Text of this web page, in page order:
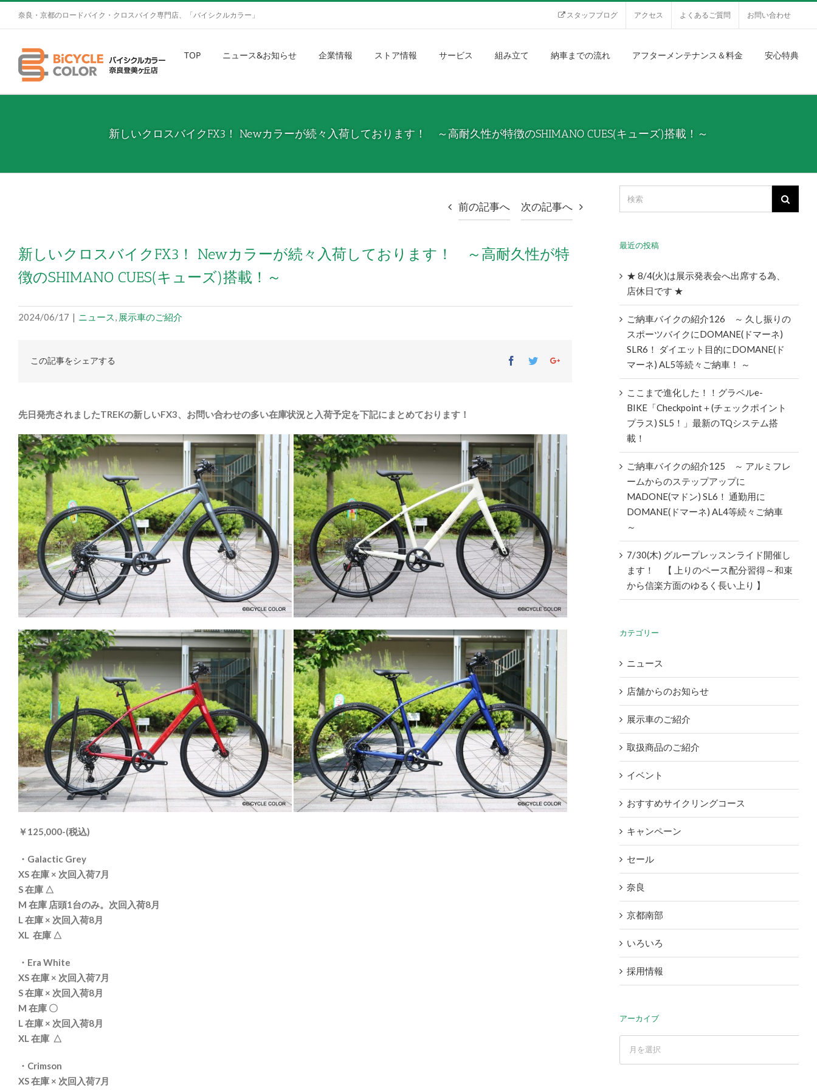
奈良・京都のロードバイク・クロスバイク専門店、「バイシクルカラー」 スタッフブログ アクセス よくあるご質問 お問い合わせ
TOP ニュース&お知らせ 企業情報 ストア情報 サービス 組み立て 納車までの流れ アフターメンテナンス＆料金 安心特典
新しいクロスバイクFX3！ Newカラーが続々入荷しております！ ～高耐久性が特徴のSHIMANO CUES(キューズ)搭載！～
前の記事へ 次の記事へ
新しいクロスバイクFX3！ Newカラーが続々入荷しております！ ～高耐久性が特
徴のSHIMANO CUES(キューズ)搭載！～
2024/06/17 | ニュース, 展示車のご紹介
この記事をシェアする Facebook
TwitterGoogle+
先日発売されましたTREKの新しいFX3、お問い合わせの多い在庫状況と入荷予定を下記にまとめております！
￥125,000-(税込)
・Galactic Grey
XS 在庫 × 次回入荷7月
S 在庫 △
M 在庫 店頭1台のみ。次回入荷8月
L 在庫 × 次回入荷8月
XL 在庫 △
・Era White
XS 在庫 × 次回入荷7月
S 在庫 × 次回入荷8月
M 在庫 〇
L 在庫 × 次回入荷8月
XL 在庫 △
・Crimson
XS 在庫 × 次回入荷7月
最近の投稿
★ 8/4(火)は展示発表会へ出席する為、
店休日です ★
ご納車バイクの紹介126 ～ 久し振りの
スポーツバイクにDOMANE(ドマーネ)
SLR6！ ダイエット目的にDOMANE(ド
マーネ) AL5等続々ご納車！ ～
ここまで進化した！！グラベルe-
BIKE「Checkpoint＋(チェックポイント
プラス) SL5！」最新のTQシステム搭
載！
ご納車バイクの紹介125 ～ アルミフレ
ームからのステップアップに
MADONE(マドン) SL6！ 通勤用に
DOMANE(ドマーネ) AL4等続々ご納車
～
7/30(木) グループレッスンライド開催し
ます！ 【 上りのペース配分習得～和束
から信楽方面のゆるく長い上り 】
カテゴリー
ニュース
店舗からのお知らせ
展示車のご紹介
取扱商品のご紹介
イベント
おすすめサイクリングコース
キャンペーン
セール
奈良
京都南部
いろいろ
採用情報
アーカイブ